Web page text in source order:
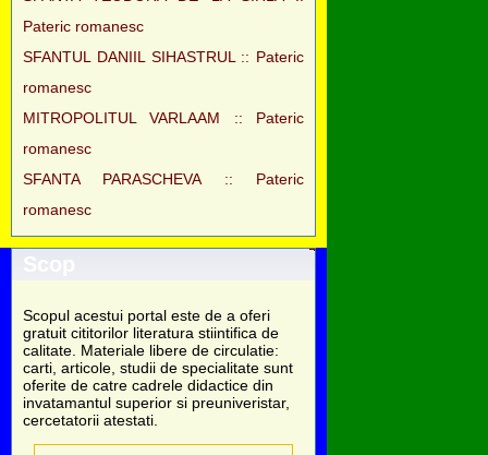
Pateric romanesc
SFANTUL DANIIL SIHASTRUL :: Pateric
romanesc
MITROPOLITUL VARLAAM :: Pateric
romanesc
SFANTA PARASCHEVA :: Pateric
romanesc
Scop
Scopul acestui portal este de a oferi
gratuit cititorilor literatura stiintifica de
calitate. Materiale libere de circulatie:
carti, articole, studii de specialitate sunt
oferite de catre cadrele didactice din
invatamantul superior si preuniveristar,
cercetatorii atestati.